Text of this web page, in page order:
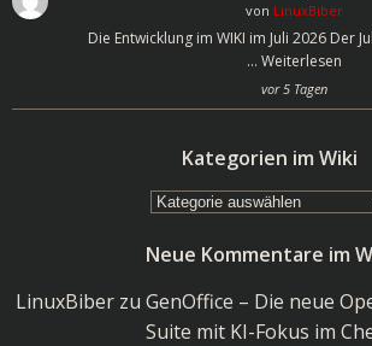
von LinuxBiber
Die Entwicklung im WIKI im Juli 2026 Der
… Weiterlesen
vor 5 Tagen
Kategorien im Wiki
Kategorien
Wiki
Neue Kommentare im
LinuxBiberzu GenOffice – Die neue
Suite mit KI-Fokus im